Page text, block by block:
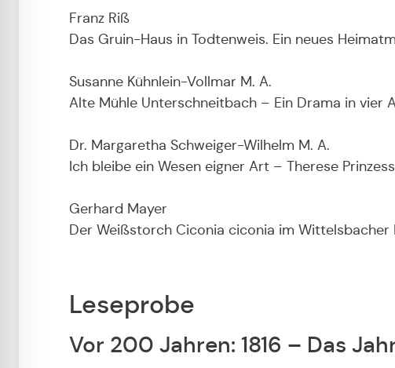
Franz Riß
Das Gruin-Haus in Todtenweis. Ein neues
Susanne Kühnlein-Vollmar M. A.
Alte Mühle Unterschneitbach – Ein Drama in vier
Dr. Margaretha Schweiger-Wilhelm M. A.
Ich bleibe ein Wesen eigner Art – Therese
Gerhard Mayer
Der Weißstorch Ciconia ciconia im Wittelsbacher
Leseprobe
Vor 200 Jahren: 1816 – Das